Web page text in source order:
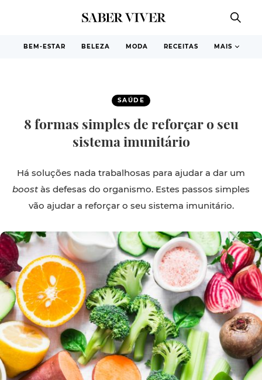
BEM-ESTAR BELEZA MODA RECEITAS MAIS
SAÚDE
8 formas simples de reforçar o seu
sistema imunitário
Há soluções nada trabalhosas para ajudar a dar um
boost às defesas do organismo. Estes passos simples
vão ajudar a reforçar o seu sistema imunitário.